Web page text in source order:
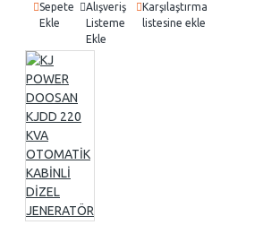
Sepete
Ekle
Alışveriş
Listeme
Ekle
Karşılaştırma
listesine ekle